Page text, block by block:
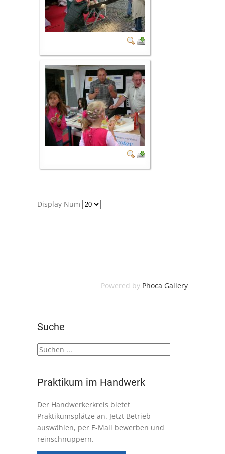
Display Num
Powered by Phoca Gallery
Suche
Praktikum im Handwerk
Der Handwerkerkreis bietet
Praktikumsplätze an. Jetzt Betrieb
auswählen, per E-Mail bewerben und
reinschnuppern.